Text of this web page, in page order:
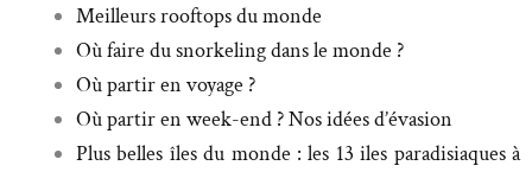
Meilleurs rooftops du monde
Où faire du snorkeling dans le monde ?
Où partir en voyage ?
Où partir en week-end ? Nos idées d’évasion
Plus belles îles du monde : les 13 iles paradisiaques à